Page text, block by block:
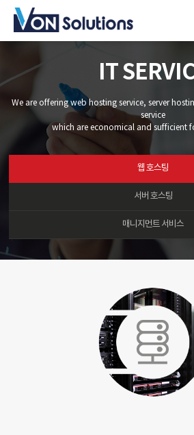
IT
We are offering web hosting service, server
service
which are economical and sufficient
웹 호스팅
서버 호스팅
매니지먼트 서비스